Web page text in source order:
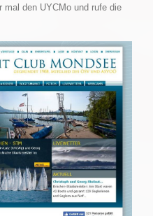
den UYCMo und rufe die